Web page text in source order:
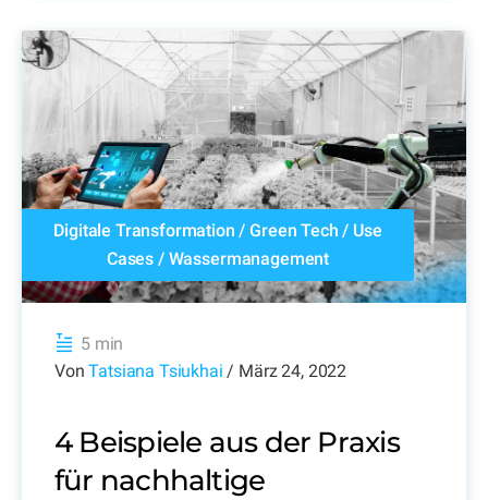
Digitale Transformation /Green Tech / Use
Cases / Wassermanagement
5 min
VonTatsiana Tsiukhai / März 24, 2022
4 Beispiele aus der Praxis
für nachhaltige